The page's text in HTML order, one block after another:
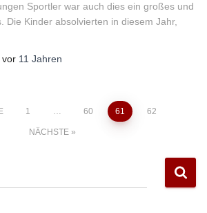
Sportler war auch dies ein großes und
Die Kinder absolvierten in diesem Jahr,
, vor 11 Jahren
1 … 60 61 62
NÄCHSTE